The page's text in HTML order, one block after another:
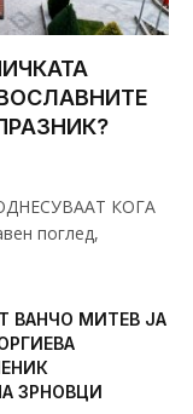
КОГА
поглед,
ВАНЧО МИТЕВ ЈА
ЗРНОВЦИ